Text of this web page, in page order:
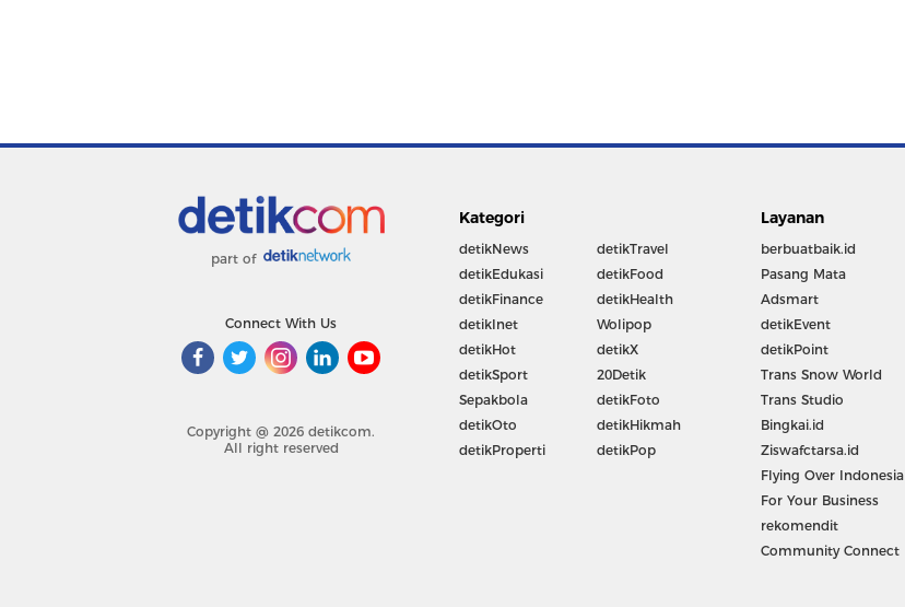
part of
Connect With Us
Copyright @ 2026 detikcom.
All right reserved
Kategori
detikNews
detikEdukasi
detikFinance
detikInet
detikHot
detikSport
Sepakbola
detikOto
detikProperti
detikTravel
detikFood
detikHealth
Wolipop
detikX
20Detik
detikFoto
detikHikmah
detikPop
Layanan
berbuatbaik.id
Pasang Mata
Adsmart
detikEvent
detikPoint
Trans Snow World
Trans Studio
Bingkai.id
Ziswafctarsa.id
Flying Over Indonesia
For Your Business
rekomendit
Community Connect